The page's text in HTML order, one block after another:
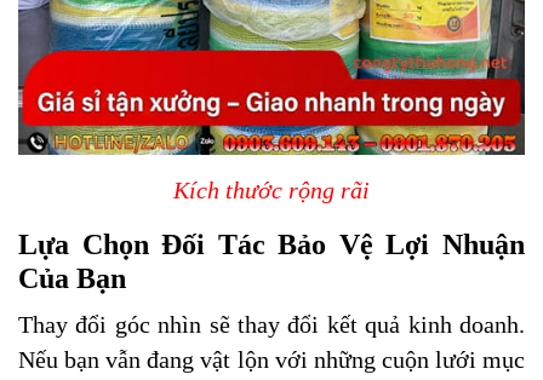
Kích thước rộng rãi
Lựa Chọn Đối Tác Bảo Vệ Lợi Nhuận
Của Bạn
Thay đổi góc nhìn sẽ thay đổi kết quả kinh doanh.
Nếu bạn vẫn đang vật lộn với những cuộn lưới mục